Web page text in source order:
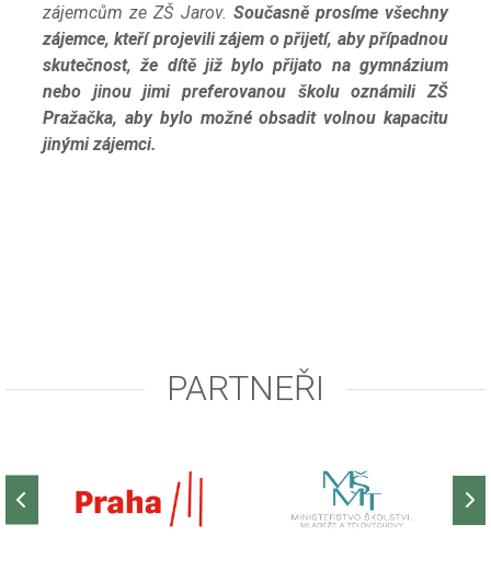
zájemcům ze ZŠ Jarov. Současně prosíme všechny
zájemce, kteří projevili zájem o přijetí, aby případnou
skutečnost, že dítě již bylo přijato na gymnázium
nebo jinou jimi preferovanou školu oznámili ZŠ
Pražačka, aby bylo možné obsadit volnou kapacitu
jinými zájemci.
PARTNEŘI